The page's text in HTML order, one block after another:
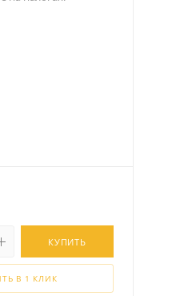
КУПИТЬ
В 1 КЛИК